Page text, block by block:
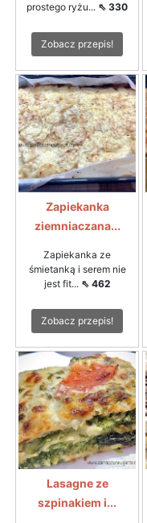
prostego ryżu... ⇖ 330
Zobacz przepis!
Zapiekanka
ziemniaczana...
Zapiekanka ze
śmietanką i serem nie
jest fit... ⇖ 462
Zobacz przepis!
Lasagne ze
szpinakiem i...